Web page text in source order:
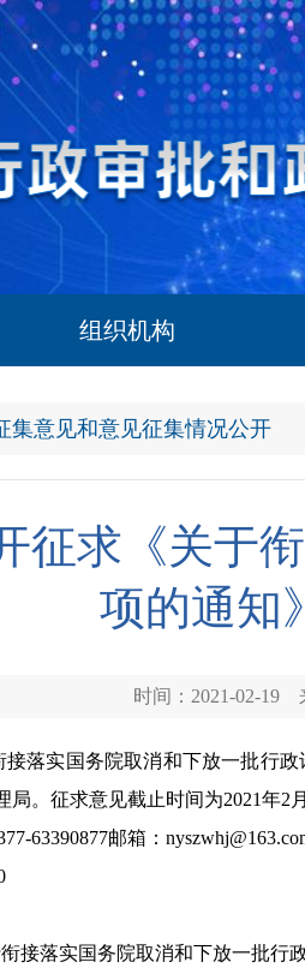
组织机构
集意见和意见征集情况公开
征求《关于
项的通知
时间：2021-02-19
接落实国务院取消和下放一批行
局。征求意见截止时间为2021年2
63390877邮箱： nyszwhj
接落实国务院取消和下放一批行